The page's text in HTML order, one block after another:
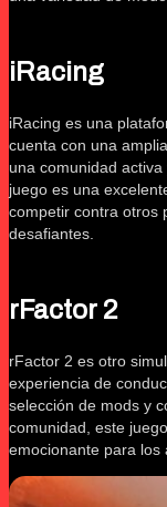
iRacing
iRacing es una
cuenta con una
una comunidad
juego es una
competir contra otros
desafiantes.
rFactor 2
rFactor 2 es otro
experiencia de
selección de mods y
comunidad, este
emocionante para los